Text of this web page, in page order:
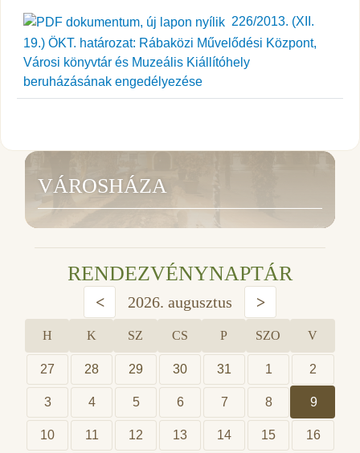
226/2013. (XII.
19.) ÖKT. határozat: Rábaközi Művelődési Központ,
Városi könyvtár és Muzeális Kiállítóhely
beruházásának engedélyezése
VÁROSHÁZA
RENDEZVÉNYNAPTÁR
< 2026. augusztus >
H K SZ CS P SZO V
27 28 29 30 31 1 2
3 4 5 6 7 8 9
10 11 12 13 14 15 16